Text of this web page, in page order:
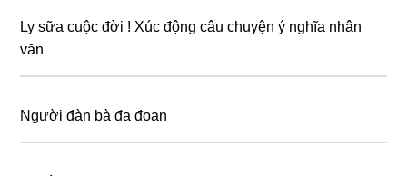
Ly sữa cuộc đời ! Xúc động câu chuyện ý nghĩa nhân
văn
Người đàn bà đa đoan